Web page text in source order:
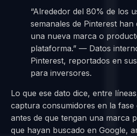
“Alrededor del 80% de los
semanales de Pinterest han
una nueva marca o
plataforma.” — Datos
Pinterest, reportados en
para inversores.
Lo que ese dato dice, entre
captura consumidores en la
antes de que tengan una marca
que hayan buscado en Google,